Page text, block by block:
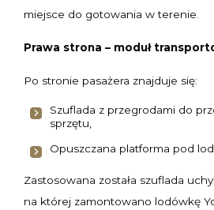
miejsce do gotowania w terenie.
Prawa strona – moduł
Po stronie pasażera znajduje się:
Szuflada z przegrodami do
sprzętu,
Opuszczana platforma pod
Zastosowana została szuflada
na której zamontowano lodówkę